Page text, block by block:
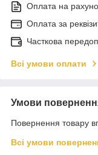
Оплата на
Оплата за
Часткова
Всі умови оплати
Умови
Повернення товару
Всі умови